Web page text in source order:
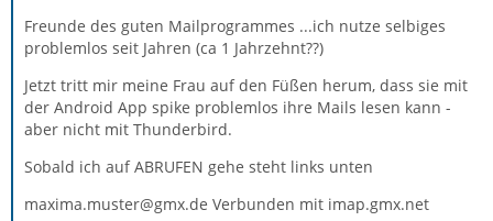
Freunde des guten Mailprogrammes ...ich nutze selbiges
problemlos seit Jahren (ca 1 Jahrzehnt??)
Jetzt tritt mir meine Frau auf den Füßen herum, dass sie mit
der Android App spike problemlos ihre Mails lesen kann -
aber nicht mit Thunderbird.
Sobald ich auf ABRUFEN gehe steht links unten
maxima.muster@gmx.de Verbunden mit imap.gmx.net